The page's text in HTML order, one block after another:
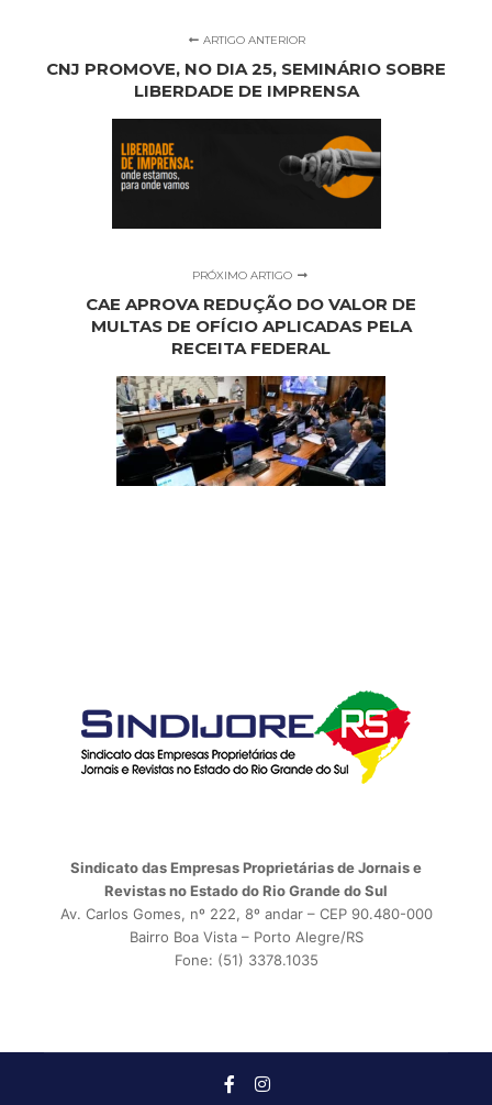
ARTIGO ANTERIOR
CNJ PROMOVE, NO DIA 25, SEMINÁRIO SOBRE
LIBERDADE DE IMPRENSA
PRÓXIMO ARTIGO
CAE APROVA REDUÇÃO DO VALOR DE
MULTAS DE OFÍCIO APLICADAS PELA
RECEITA FEDERAL
Sindicato das Empresas Proprietárias de Jornais e
Revistas no Estado do Rio Grande do Sul
Av. Carlos Gomes, nº 222, 8º andar – CEP 90.480-000
Bairro Boa Vista – Porto Alegre/RS
Fone: (51) 3378.1035